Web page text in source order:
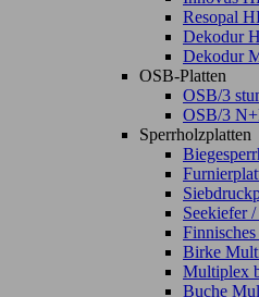
Resopal
Dekodur
Dekodur
OSB-Platten
OSB/3
OSB/3
Sperrholzplatten
Seekiefer
Birke
Multiplex
Buche